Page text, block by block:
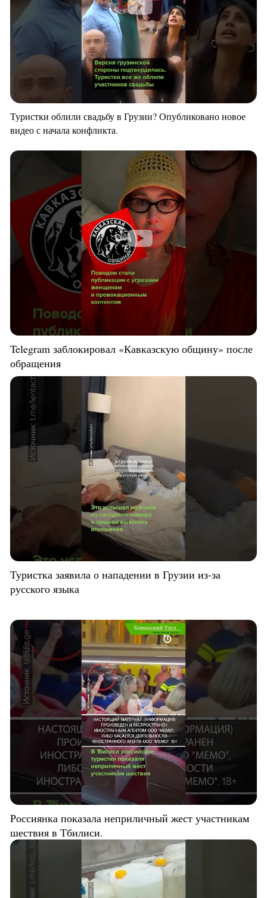
Туристки облили свадьбу в Грузии? Опубликовано новое
видео с начала конфликта.
Telegram заблокировал «Кавказскую общину» после
обращения
Туристка заявила о нападении в Грузии из-за
русского языка
Россиянка показала неприличный жест участникам
шествия в Тбилиси.